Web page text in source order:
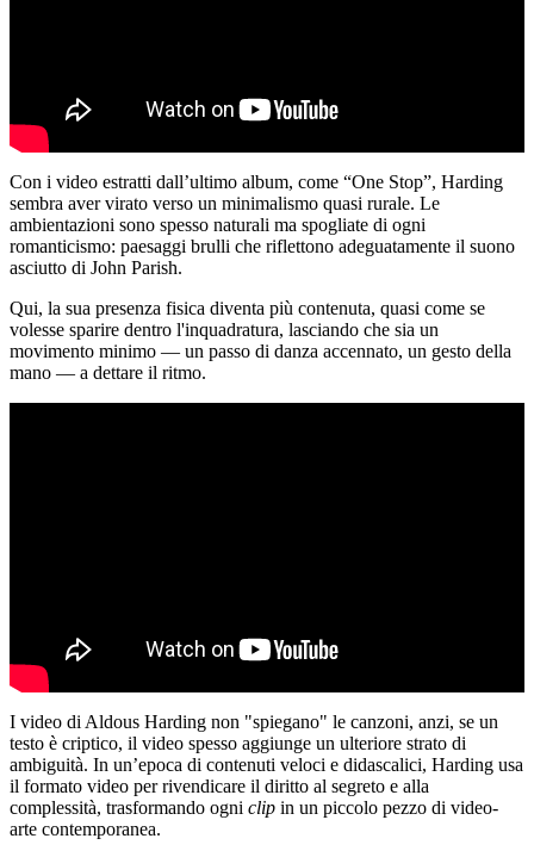
Con i video estratti dall’ultimo album, come “One Stop”, Harding
sembra aver virato verso un minimalismo quasi rurale. Le
ambientazioni sono spesso naturali ma spogliate di ogni
romanticismo: paesaggi brulli che riflettono adeguatamente il suono
asciutto di John Parish.
Qui, la sua presenza fisica diventa più contenuta, quasi come se
volesse sparire dentro l'inquadratura, lasciando che sia un
movimento minimo — un passo di danza accennato, un gesto della
mano — a dettare il ritmo.
I video di Aldous Harding non "spiegano" le canzoni, anzi, se un
testo è criptico, il video spesso aggiunge un ulteriore strato di
ambiguità. In un’epoca di contenuti veloci e didascalici, Harding usa
il formato video per rivendicare il diritto al segreto e alla
complessità, trasformando ogni clip in un piccolo pezzo di video-
arte contemporanea.